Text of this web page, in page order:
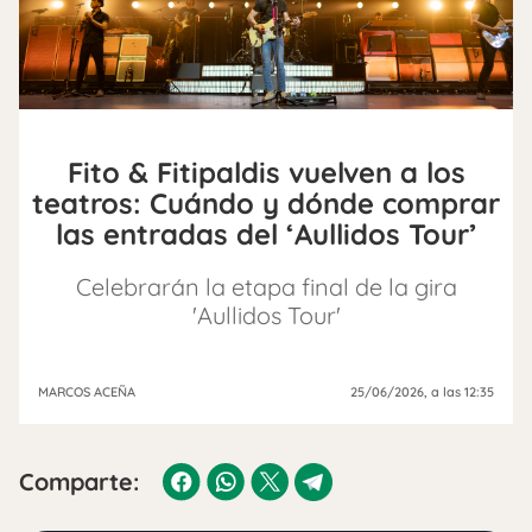
Fito & Fitipaldis vuelven a los
teatros: Cuándo y dónde comprar
las entradas del ‘Aullidos Tour’
Celebrarán la etapa final de la gira
'Aullidos Tour'
MARCOS ACEÑA 25/06/2026, a las 12:35
Comparte: